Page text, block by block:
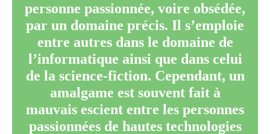
personne passionnée, voire obsédée,
par un domaine précis. Il s’emploie
entre autres dans le domaine de
l’informatique ainsi que dans celui
de la science-fiction. Cependant, un
amalgame est souvent fait à
mauvais escient entre les personnes
passionnées de hautes technologies